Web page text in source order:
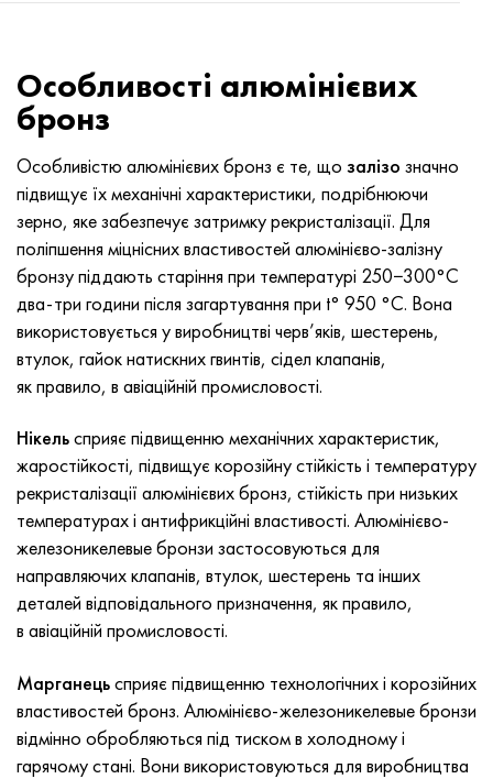
Особливості алюмінієвих
бронз
Особливістю алюмінієвих бронз є те, що залізо значно
підвищує їх механічні характеристики, подрібнюючи
зерно, яке забезпечує затримку рекристалізації. Для
поліпшення міцнісних властивостей алюмінієво-залізну
бронзу піддають старіння при температурі 250−300°С
два-три години після загартування при t° 950 °C. Вона
використовується у виробництві черв’яків, шестерень,
втулок, гайок натискних гвинтів, сідел клапанів,
як правило, в авіаційній промисловості.
Нікельсприяє підвищенню механічних характеристик,
жаростійкості, підвищує корозійну стійкість і температуру
рекристалізації алюмінієвих бронз, стійкість при низьких
температурах і антифрикційні властивості. Алюмінієво-
железоникелевые бронзи застосовуються для
направляючих клапанів, втулок, шестерень та інших
деталей відповідального призначення, як правило,
в авіаційній промисловості.
Марганецьсприяє підвищенню технологічних і корозійних
властивостей бронз. Алюмінієво-железоникелевые бронзи
відмінно обробляються під тиском в холодному і
гарячому стані. Вони використовуються для виробництва
Нимоник 90
Нимоник 263
Haynes 25
Хайнс 188
Haynes 230
Хастеллой b2
Хастеллой b3
Хастеллой c4
Хастеллой c22
Хастеллой C-276
Хастеллой C2000
Хастеллой 3
Хастеллой x
Удимет 500
Труба прецизійна
Лист, круг, дріт Н70МФВ
AM-350 - ams 5548
AM-355 - ams 5547
Сustom 450® - uns S45000
Greek Ascoloy 418
Труба корозійно-стійка
45Х14Н14В2М
50Х14МФ
65Х13
90Х18МФ
95Х18
ас35г2, 36smnpb14, 1.0765
38х2н2ма, 34CrNiMo6, 40NiCrMo7
40хн2ма, 34CrNiMo4, 36hnm
38ХС, 37hs
38ХА, 37Cr4, aisi 5135
38ХН3МФА, 35nicrmov12-5
40Г, 40Mn4, aisi 1035
38ХМ, 42CrMo4, aisi 1.7225
40ХН, 36NiCr6, aisi 3135
40ХФА, 1.7223, aisi 4142
45Х, 45h, 1.7035
45ХН2МФА, k2425, 45hnmf
А40Г, 44smn28, 1.0762, 46s20